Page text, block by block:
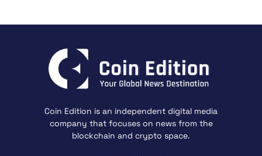
Coin Edition is an independent digital media
company that focuses on news from the
blockchain and crypto space.